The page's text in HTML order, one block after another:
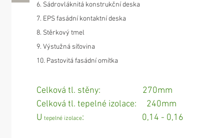
6. Sádrovláknitá konstrukční deska
7. EPS fasádní kontaktní deska
8. Stěrkový tmel
9. Výstužná síťovina
10. Pastovitá fasádní omítka
Celková tl. stěny: 270mm
Celková tl. tepelné izolace: 240mm
U tepelné izolace: 0,14 - 0,16